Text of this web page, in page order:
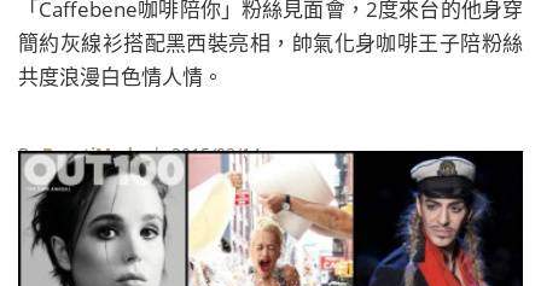
「Caffebene咖啡陪你」粉絲見面會，2度來台的他身穿
簡約灰線衫搭配黑西裝亮相，帥氣化身咖啡王子陪粉絲
共度浪漫白色情人情。
ByBeautiMode| 2015/03/14